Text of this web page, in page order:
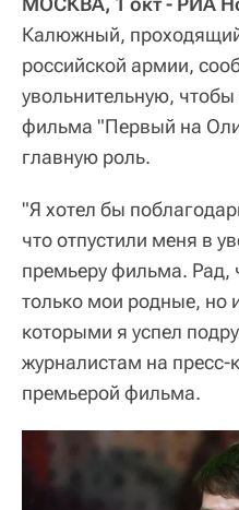
Калюжный,
российской армии,
увольнительную, чтобы
фильма "Первый на
главную роль.
"Я хотел бы
что отпустили меня в
премьеру фильма. Рад,
только мои родные, но
которыми я успел
журналистам на пресс-
премьерой фильма.